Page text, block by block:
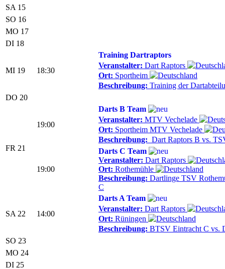
SA 15
SO 16
MO 17
DI 18
MI 19 18:30
Training Dartraptors
Veranstalter: Dart Raptors
Ort: Sportheim
Beschreibung: Training der
DO 20
FR 21
19:00
Darts B Team
Veranstalter: MTV Vechelade
Ort: Sportheim MTV Vechelade
Beschreibung: Dart Raptors B vs.
19:00
Darts C Team
Veranstalter: Dart Raptors
Ort: Rothemühle
Beschreibung: Dartlinge TSV
C
SA 22 14:00
Darts A Team
Veranstalter: Dart Raptors
Ort: Rüningen
Beschreibung: BTSV Eintracht C vs.
SO 23
MO 24
DI 25